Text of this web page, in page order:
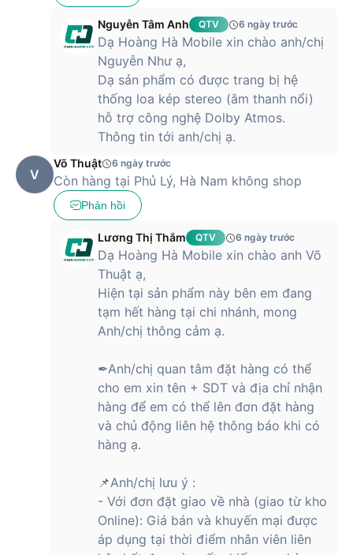
Nguyễn Tâm Anh QTV 6 ngày trước
Dạ Hoàng Hà Mobile xin chào anh/chị
Nguyễn Như ạ,
Dạ sản phẩm có được trang bị hệ
thống loa kép stereo (âm thanh nổi)
hỗ trợ công nghệ Dolby Atmos.
Thông tin tới anh/chị ạ.
V
Võ Thuật 6 ngày trước
Còn hàng tại Phủ Lý, Hà Nam không shop
Phản hồi
Lương Thị Thắm QTV 6 ngày trước
Dạ Hoàng Hà Mobile xin chào anh Võ
Thuật ạ,
Hiện tại sản phẩm này bên em đang
tạm hết hàng tại chi nhánh, mong
Anh/chị thông cảm ạ.
✒Anh/chị quan tâm đặt hàng có thể
cho em xin tên + SDT và địa chỉ nhận
hàng để em có thể lên đơn đặt hàng
và chủ động liên hệ thông báo khi có
hàng ạ.
📌Anh/chị lưu ý :
- Với đơn đặt giao về nhà (giao từ kho
Online): Giá bán và khuyến mại được
áp dụng tại thời điểm nhân viên liên